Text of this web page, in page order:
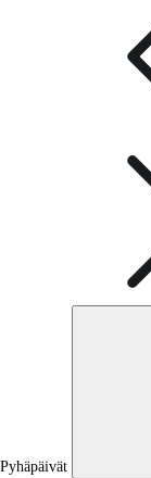
Pyhäpäivät